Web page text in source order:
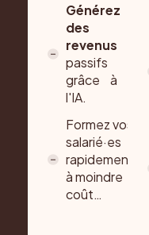
Générez
des
revenus
passifs
grâce à
l'IA.
Formez vos
salarié·es
rapidement
à moindre
coût…